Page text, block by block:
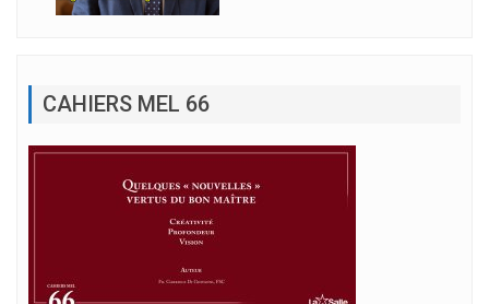
CAHIERS MEL 66